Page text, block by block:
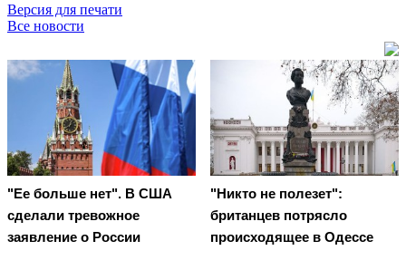
Версия для печати
Все новости
"Ее больше нет". В США
сделали тревожное
заявление о России
"Никто не полезет":
британцев потрясло
происходящее в Одессе